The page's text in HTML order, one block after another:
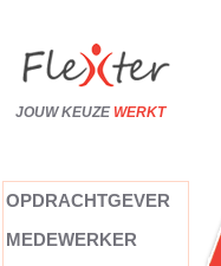
JOUW KEUZE WERKT
OPDRACHTGEVER
MEDEWERKER